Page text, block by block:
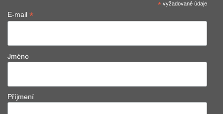
* vyžadované údaje
E-mail *
Jméno
Příjmení